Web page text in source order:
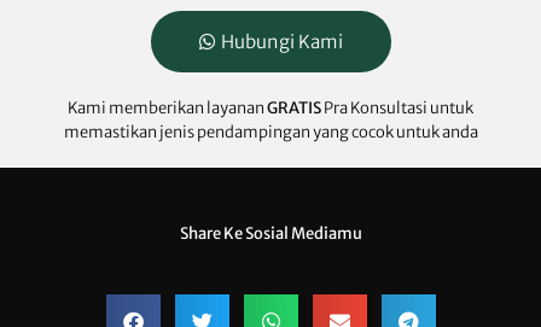
Hubungi Kami
Kami memberikan layananGRATISPra Konsultasi untuk
memastikan jenis pendampingan yang cocok untuk anda
Share Ke Sosial Mediamu